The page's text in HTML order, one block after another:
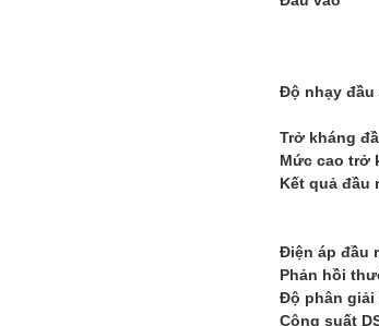
Độ nhạy đầu
Trở kháng
Mức cao trở
Kết quả đầu
Điện áp đầu
Phản hồi
Độ phân giải
Công suất